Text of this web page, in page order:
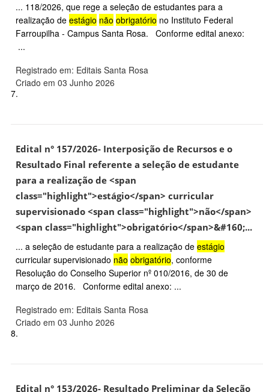
... 118/2026, que rege a seleção de estudantes para a
realização de estágio não obrigatório no Instituto Federal
Farroupilha - Campus Santa Rosa. Conforme edital anexo:
...
Registrado em: Editais Santa Rosa
Criado em 03 Junho 2026
7.
Edital n° 157/2026- Interposição de Recursos e o
Resultado Final referente a seleção de estudante
para a realização de <span
class="highlight">estágio</span> curricular
supervisionado <span class="highlight">não</span>
<span class="highlight">obrigatório</span>&#160;...
... a seleção de estudante para a realização de estágio
curricular supervisionado não obrigatório, conforme
Resolução do Conselho Superior nº 010/2016, de 30 de
março de 2016. Conforme edital anexo: ...
Registrado em: Editais Santa Rosa
Criado em 03 Junho 2026
8.
Edital n° 153/2026- Resultado Preliminar da Seleção